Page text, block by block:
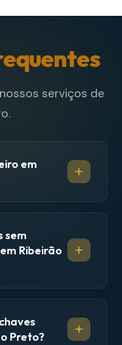
serviços de
em
sem
Ribeirão
Preto?